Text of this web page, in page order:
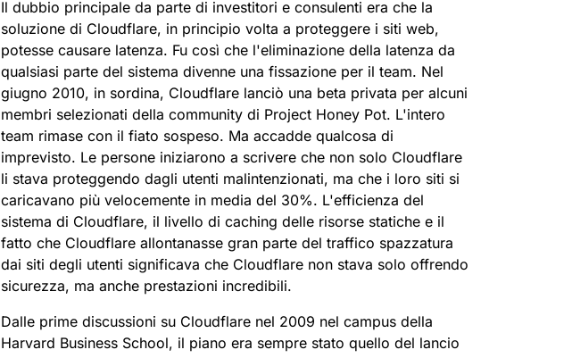
Il dubbio principale da parte di investitori e consulenti era che la
soluzione di Cloudflare, in principio volta a proteggere i siti web,
potesse causare latenza. Fu così che l'eliminazione della latenza da
qualsiasi parte del sistema divenne una fissazione per il team. Nel
giugno 2010, in sordina, Cloudflare lanciò una beta privata per alcuni
membri selezionati della community di Project Honey Pot. L'intero
team rimase con il fiato sospeso. Ma accadde qualcosa di
imprevisto. Le persone iniziarono a scrivere che non solo Cloudflare
li stava proteggendo dagli utenti malintenzionati, ma che i loro siti si
caricavano più velocemente in media del 30%. L'efficienza del
sistema di Cloudflare, il livello di caching delle risorse statiche e il
fatto che Cloudflare allontanasse gran parte del traffico spazzatura
dai siti degli utenti significava che Cloudflare non stava solo offrendo
sicurezza, ma anche prestazioni incredibili.
Dalle prime discussioni su Cloudflare nel 2009 nel campus della
Harvard Business School, il piano era sempre stato quello del lancio